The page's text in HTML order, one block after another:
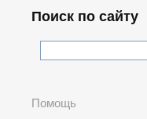
Поиск по сайту
Помощь